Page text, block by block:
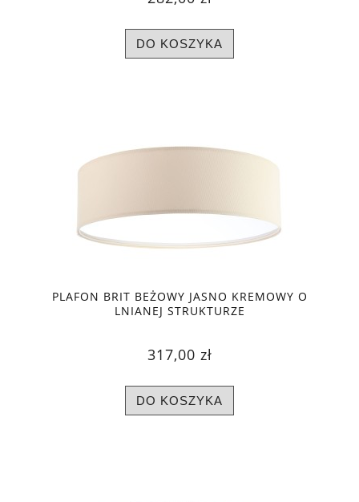
DO KOSZYKA
PLAFON BRIT BEŻOWY JASNO KREMOWY O
LNIANEJ STRUKTURZE
317,00 zł
DO KOSZYKA